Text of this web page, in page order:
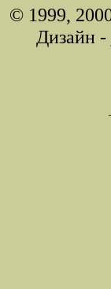
© 1999,
Дизайн -